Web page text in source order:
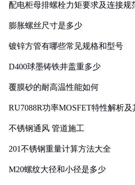
配电柜母排螺栓力矩要求及连接规
膨胀螺丝尺寸是多少
镀锌方管有哪些常见规格和型号
D400球墨铸铁井盖重多少
覆膜砂的耐高温性能如何
RU7088R功率MOSFET特性解析
不锈钢通风 管道施工
201不锈钢重量计算方法大全
M20螺纹大径和小径是多少